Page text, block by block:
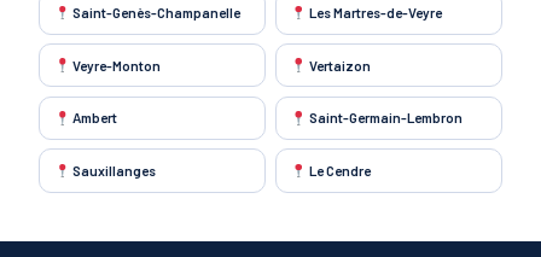
Saint-Genès-Champanelle Les Martres-de-Veyre
Veyre-Monton Vertaizon
Ambert Saint-Germain-Lembron
Sauxillanges Le Cendre